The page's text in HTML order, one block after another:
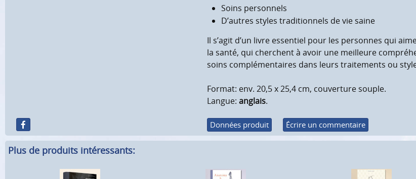
Soins personnels
D’autres styles traditionnels de vie saine
Il s’agit d’un livre essentiel pour les personnes qui
la santé, qui cherchent à avoir une meilleure
soins complémentaires dans leurs traitements ou
Format: env. 20,5 x 25,4 cm, couverture souple.
Langue: anglais.
Données produit Écrire un commentaire
Plus de produits intéressants: